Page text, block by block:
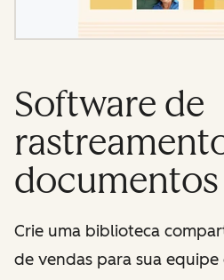
Software de
documentos
Crie uma biblioteca
de vendas para sua